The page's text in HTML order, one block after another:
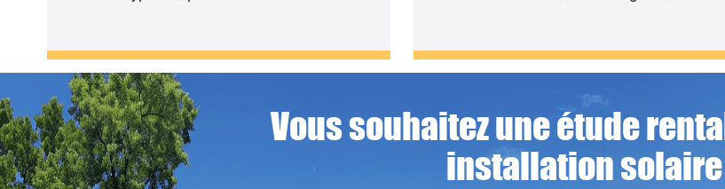
Vous souhaitez une étude
installation